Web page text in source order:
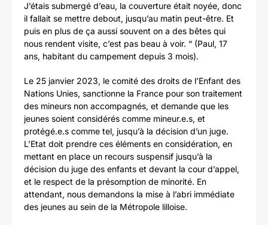
J’étais submergé d’eau, la couverture était noyée, donc
il fallait se mettre debout, jusqu’au matin peut-être. Et
puis en plus de ça aussi souvent on a des bêtes qui
nous rendent visite, c’est pas beau à voir. “ (Paul, 17
ans, habitant du campement depuis 3 mois).
Le 25 janvier 2023, le comité des droits de l’Enfant des
Nations Unies, sanctionne la France pour son traitement
des mineurs non accompagnés, et demande que les
jeunes soient considérés comme mineur.e.s, et
protégé.e.s comme tel, jusqu’à la décision d’un juge.
L’Etat doit prendre ces éléments en considération, en
mettant en place un recours suspensif jusqu’à la
décision du juge des enfants et devant la cour d’appel,
et le respect de la présomption de minorité. En
attendant, nous demandons la mise à l’abri immédiate
des jeunes au sein de la Métropole lilloise.